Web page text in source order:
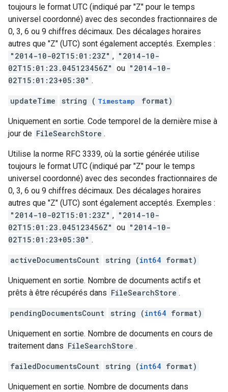
toujours le format UTC (indiqué par "Z" pour le temps
universel coordonné) avec des secondes fractionnaires de
0, 3, 6 ou 9 chiffres décimaux. Des décalages horaires
autres que "Z" (UTC) sont également acceptés. Exemples :
"2014-10-02T15:01:23Z" , "2014-10-
02T15:01:23.045123456Z" ou "2014-10-
02T15:01:23+05:30" .
updateTime string ( Timestamp format)
Uniquement en sortie. Code temporel de la dernière mise à
jour de FileSearchStore .
Utilise la norme RFC 3339, où la sortie générée utilise
toujours le format UTC (indiqué par "Z" pour le temps
universel coordonné) avec des secondes fractionnaires de
0, 3, 6 ou 9 chiffres décimaux. Des décalages horaires
autres que "Z" (UTC) sont également acceptés. Exemples :
"2014-10-02T15:01:23Z" , "2014-10-
02T15:01:23.045123456Z" ou "2014-10-
02T15:01:23+05:30" .
activeDocumentsCount string (int64 format)
Uniquement en sortie. Nombre de documents actifs et
prêts à être récupérés dans FileSearchStore .
pendingDocumentsCount string (int64 format)
Uniquement en sortie. Nombre de documents en cours de
traitement dans FileSearchStore .
failedDocumentsCount string (int64 format)
Uniquement en sortie. Nombre de documents dans